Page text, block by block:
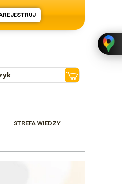
STREFA WIEDZY